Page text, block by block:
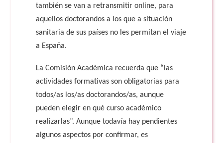
también se van a retransmitir online, para
aquellos doctorandos a los que a situación
sanitaria de sus países no les permitan el viaje
a España.
La Comisión Académica recuerda que “las
actividades formativas son obligatorias para
todos/as los/as doctorandos/as, aunque
pueden elegir en qué curso académico
realizarlas”. Aunque todavía hay pendientes
algunos aspectos por confirmar, es